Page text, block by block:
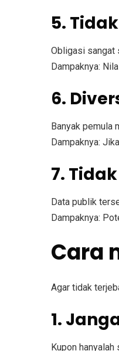
5.
Obligasi sangat
Dampaknya:
6.
Banyak pemula
Dampaknya:
7.
Data publik
Dampaknya:
Cara
Agar tidak
1.
Kupon